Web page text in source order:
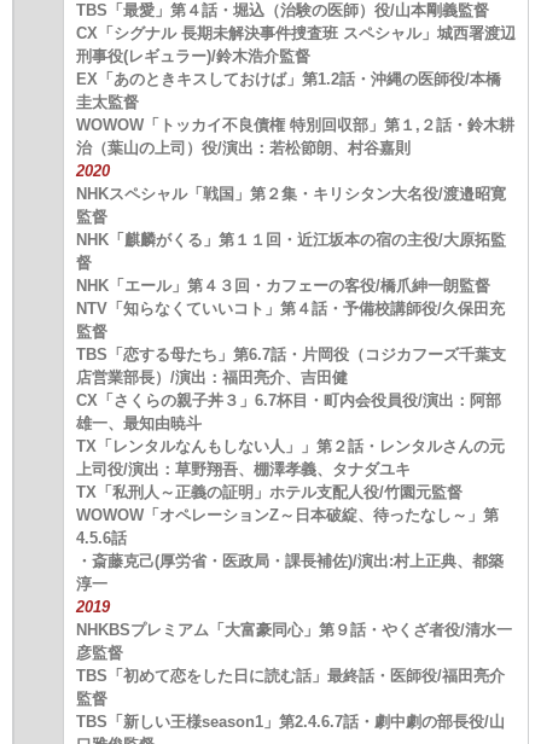
TBS「最愛」第４話・堀込（治験の医師）役/山本剛義監督
CX「シグナル 長期未解決事件捜査班 スペシャル」城西署渡辺
刑事役(レギュラー)/鈴木浩介監督
EX「あのときキスしておけば」第1.2話・沖縄の医師役/本橋
圭太監督
WOWOW「トッカイ不良債権 特別回収部」第１,２話・鈴木耕
治（葉山の上司）役/演出：若松節朗、村谷嘉則
2020
NHKスペシャル「戦国」第２集・キリシタン大名役/渡邉昭寛
監督
NHK「麒麟がくる」第１１回・近江坂本の宿の主役/大原拓監
督
NHK「エール」第４３回・カフェーの客役/橋爪紳一朗監督
NTV「知らなくていいコト」第４話・予備校講師役/久保田充
監督
TBS「恋する母たち」第6.7話・片岡役（コジカフーズ千葉支
店営業部長）/演出：福田亮介、吉田健
CX「さくらの親子丼３」6.7杯目・町内会役員役/演出：阿部
雄一、最知由暁斗
TX「レンタルなんもしない人」」第２話・レンタルさんの元
上司役/演出：草野翔吾、棚澤孝義、タナダユキ
TX「私刑人～正義の証明」ホテル支配人役/竹園元監督
WOWOW「オペレーションZ～日本破綻、待ったなし～」第
4.5.6話
・斎藤克己(厚労省・医政局・課長補佐)/演出:村上正典、都築
淳一
2019
NHKBSプレミアム「大富豪同心」第９話・やくざ者役/清水一
彦監督
TBS「初めて恋をした日に読む話」最終話・医師役/福田亮介
監督
TBS「新しい王様season1」第2.4.6.7話・劇中劇の部長役/山